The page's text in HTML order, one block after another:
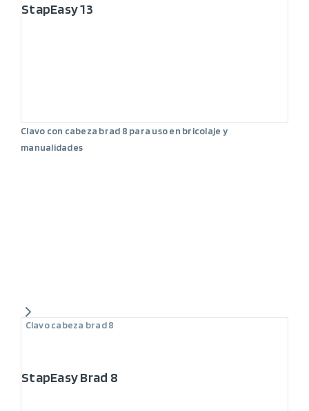
StapEasy 13
Clavo con cabeza brad 8 para uso en bricolaje y
manualidades
Clavo cabeza brad 8
StapEasy Brad 8